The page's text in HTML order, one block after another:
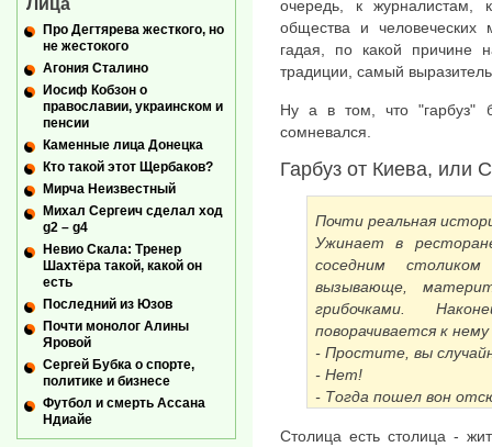
очередь, к журналистам,
общества и
гадая, по какой причине
традиции, самый
Ну а в том, что "гарбуз"
сомневался.
Гарбуз от Киева, или
Почти реальная
Ужинает в
соседним
вызывающе,
грибочками.
поворачивается к
- Простите, вы
- Нет!
- Тогда пошел вон
Столица есть столица -
Про Дегтярева жесткого, но
не жестокого
Агония Сталино
Иосиф Кобзон о
православии, украинском и
пенсии
Каменные лица Донецка
Кто такой этот Щербаков?
Мирча Неизвестный
Михал Сергеич сделал ход
g2 – g4
Невио Скала: Тренер
Шахтёра такой, какой он
есть
Последний из Юзов
Почти монолог Алины
Яровой
Сергей Бубка о спорте,
политике и бизнесе
Футбол и смерть Ассана
Ндиайе